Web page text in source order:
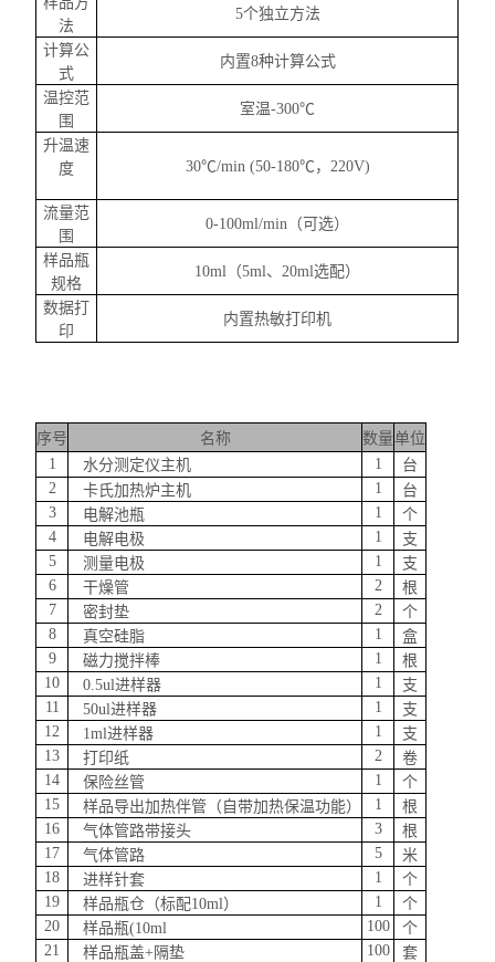
法
5个独立方法
计算公
式
内置8种计算公式
温控范
围
室温-300℃
升温速
度
30℃/min (50-180℃，220V)
流量范
围
0-100ml/min（可选）
样品瓶
规格
10ml（5ml、20ml选配）
数据打
印
内置热敏打印机
序号 名称 数量 单位
1
水分测定仪主机 1
台
2
卡氏加热炉主机 1
台
3
电解池瓶 1
个
4
电解电极 1
支
5
测量电极 1
支
6
干燥管 2
根
7
密封垫 2
个
8
真空硅脂 1
盒
9
磁力搅拌棒 1
根
10
0.5ul进样器 1
支
11
50ul进样器 1
支
12
1ml进样器 1
支
13
打印纸 2
卷
14
保险丝管 1
个
15
样品导出加热伴管（自带加热保温功能） 1
根
16
气体管路带接头 3
根
17
气体管路 5
米
18
进样针套 1
个
19
样品瓶仓（标配10ml） 1
个
20
样品瓶(10ml 100
个
21 样品瓶盖+隔垫 100
套